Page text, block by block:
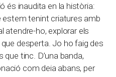
és inaudita en la història:
tenint criatures amb
atendre-ho, explorar els
desperta. Jo ho faig des
que tinc. D’una banda,
com deia abans, per